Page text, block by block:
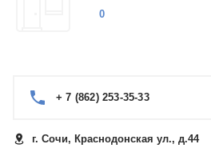
0
+ 7 (862) 253-35-33
г. Сочи, Краснодонская ул., д.44